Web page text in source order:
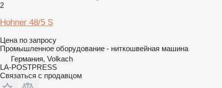
2
Hohner 48/5 S
Цена по запросу
Промышленное оборудование - ниткошвейная машина
Германия, Volkach
LA-POSTPRESS
Связаться с продавцом